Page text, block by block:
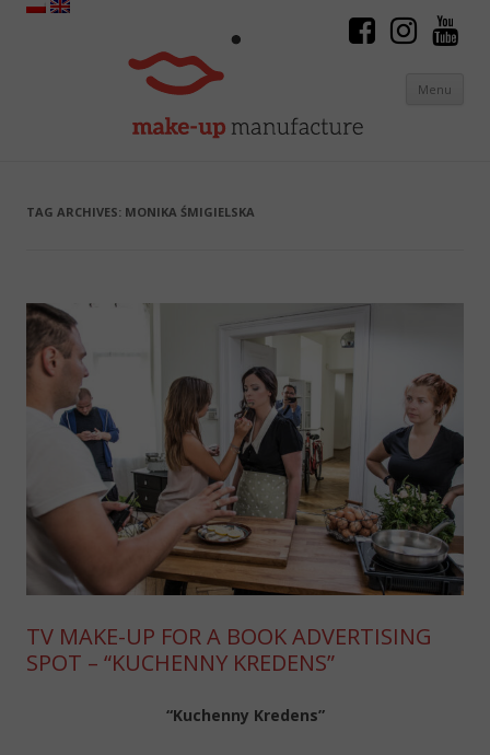
Menu
TAG ARCHIVES: MONIKA ŚMIGIELSKA
TV MAKE-UP FOR A BOOK ADVERTISING
SPOT – “KUCHENNY KREDENS”
“Kuchenny Kredens”